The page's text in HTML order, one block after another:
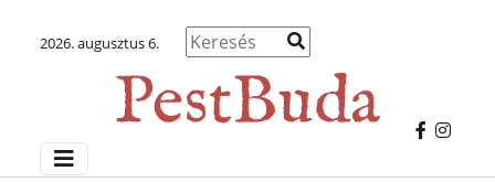
2026. augusztus 6.